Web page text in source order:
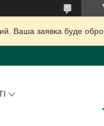
Ваша заявка буде